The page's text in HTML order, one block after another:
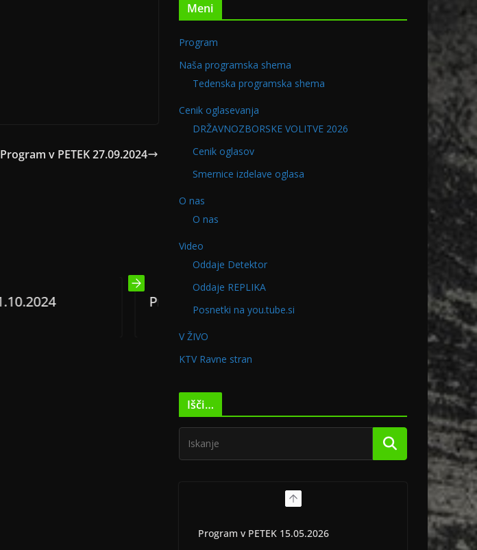
Program v PETEK 27.09.2024
Program v PETEK 02.08.2019 Program v PETEK
Meni
Program
Naša programska shema
Tedenska programska shema
Cenik oglasevanja
DRŽAVNOZBORSKE VOLITVE 2026
Cenik oglasov
Smernice izdelave oglasa
O nas
O nas
Video
Oddaje Detektor
Oddaje REPLIKA
Posnetki na you.tube.si
V ŽIVO
KTV Ravne stran
Išči…
Program v PETEK 15.05.2026